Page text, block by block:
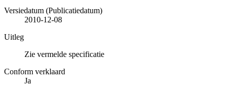
Versiedatum (Publicatiedatum)
2010-12-08
Uitleg
Zie vermelde specificatie
Conform verklaard
Ja